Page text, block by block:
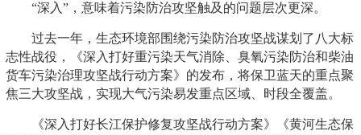
“深入”，意味着污染防治攻坚触及的问题层次更深。
过去一年，生态环境部围绕污染防治攻坚战谋划了八大标
志性战役，《深入打好重污染天气消除、臭氧污染防治和柴油
货车污染治理攻坚战行动方案》的发布，将保卫蓝天的重点聚
焦三大攻坚战，实现大气污染易发重点区域、时段全覆盖。
《深入打好长江保护修复攻坚战行动方案》《黄河生态保